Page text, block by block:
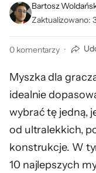
Bartosz
Zaktualizowano:
0 komentarzy ·
Myszka dla
idealnie
wybrać tę jedną,
od ultralekkich,
konstrukcje. W
10 najlepszych